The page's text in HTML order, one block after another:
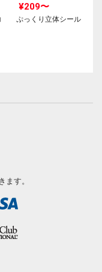
¥209〜
ぷっくり立体シール
ます。